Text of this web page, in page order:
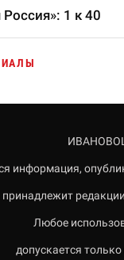
1 к 40
информация,
принадлежит
Любое
допускается